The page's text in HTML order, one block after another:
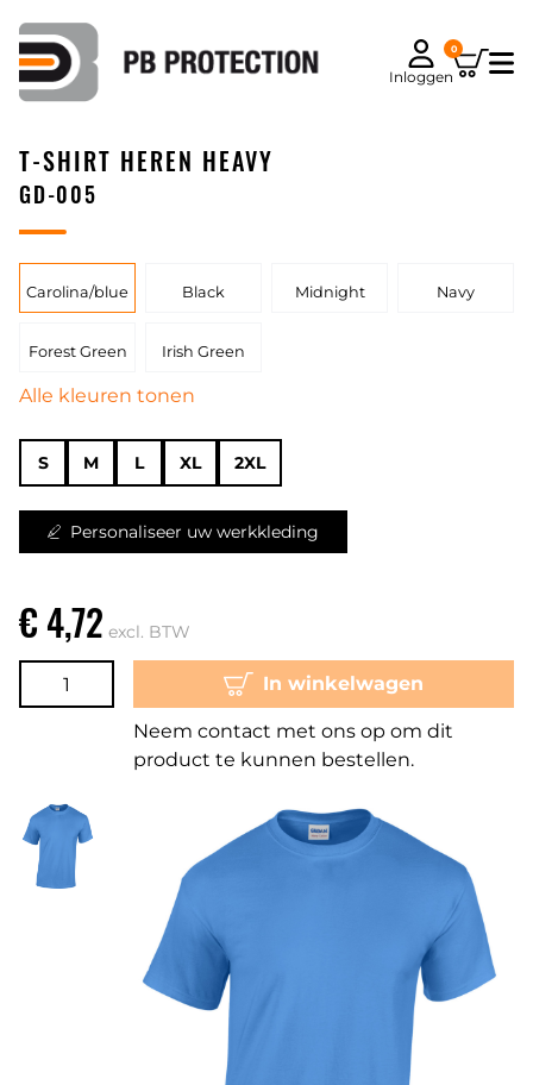
Inloggen
0
T-SHIRT HEREN HEAVY
GD-005
Carolina/blue Black Midnight Navy
Forest Green Irish Green
Alle kleuren tonen
S M L XL 2XL
Personaliseer uw werkkleding
€ 4,72 excl. BTW
In winkelwagen
Neem contact met ons op om dit
product te kunnen bestellen.